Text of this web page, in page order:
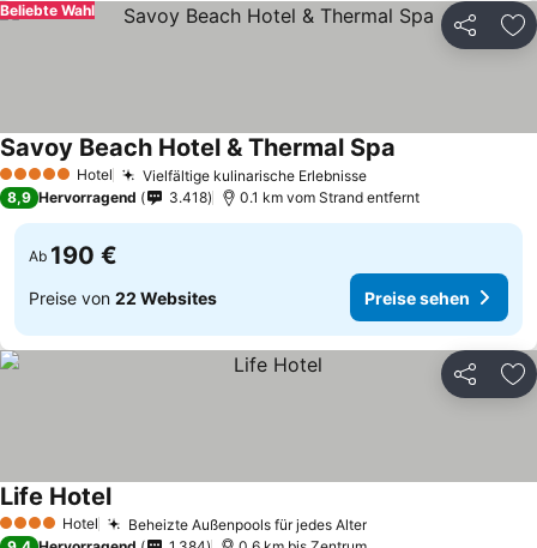
Teilen
Beliebte Wahl
5 Sterne Hotel Vielfältige kulinarische Erlebnisse
Savoy Beach Hotel & Thermal Spa
8,9 Hervorragend 3.418 0.1 km vom Strand entfernt
Ab 190 €
Preise von 22 Websites Preise sehen
Teilen
4 Sterne Hotel Beheizte Außenpools für jedes Alter
Life Hotel